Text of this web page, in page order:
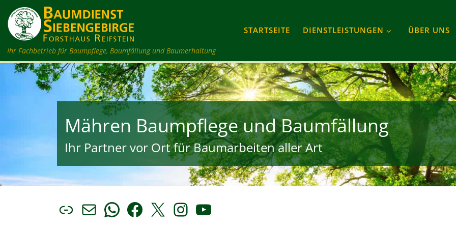
Zum Inhalt springen
Ihr Fachbetrieb für Baumpflege, Baumfällung und Baumerhaltung
STARTSEITE DIENSTLEISTUNGEN ÜBER UNS
Mähren Baumpflege und Baumfällung
Ihr Partner vor Ort für Baumarbeiten aller Art
LinkE-Mail
WhatsApp
Facebook
X Instagram
YouTube